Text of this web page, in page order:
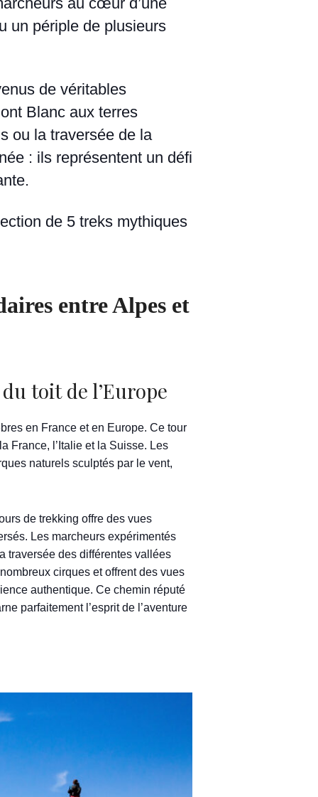
un périple de plusieurs
de véritables
Blanc aux terres
ou la traversée de la
: ils représentent un défi
de 5 treks mythiques
entre Alpes et
toit de l’Europe
en France et en Europe. Ce tour
France, l’Italie et la Suisse. Les
naturels sculptés par le vent,
de trekking offre des vues
Les marcheurs expérimentés
traversée des différentes vallées
cirques et offrent des vues
authentique. Ce chemin réputé
parfaitement l’esprit de l’aventure